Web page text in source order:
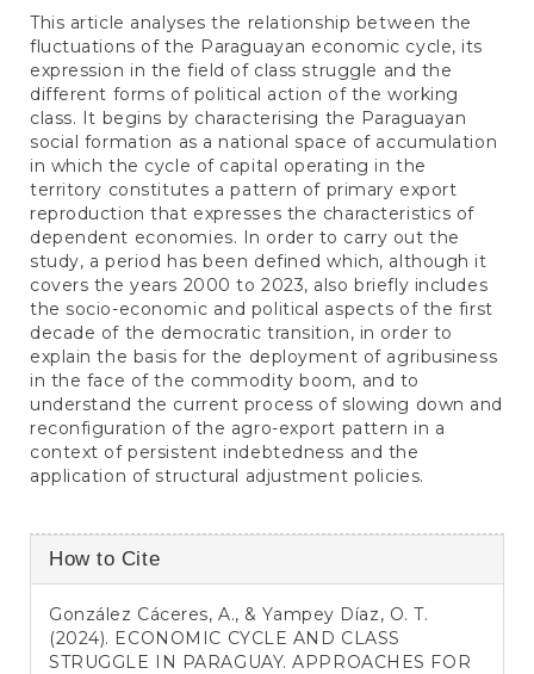
This article analyses the relationship between the
fluctuations of the Paraguayan economic cycle, its
expression in the field of class struggle and the
different forms of political action of the working
class. It begins by characterising the Paraguayan
social formation as a national space of accumulation
in which the cycle of capital operating in the
territory constitutes a pattern of primary export
reproduction that expresses the characteristics of
dependent economies. In order to carry out the
study, a period has been defined which, although it
covers the years 2000 to 2023, also briefly includes
the socio-economic and political aspects of the first
decade of the democratic transition, in order to
explain the basis for the deployment of agribusiness
in the face of the commodity boom, and to
understand the current process of slowing down and
reconfiguration of the agro-export pattern in a
context of persistent indebtedness and the
application of structural adjustment policies.
Article
Details
How to Cite
González Cáceres, A., & Yampey Díaz, O. T.
(2024). ECONOMIC CYCLE AND CLASS
STRUGGLE IN PARAGUAY. APPROACHES FOR